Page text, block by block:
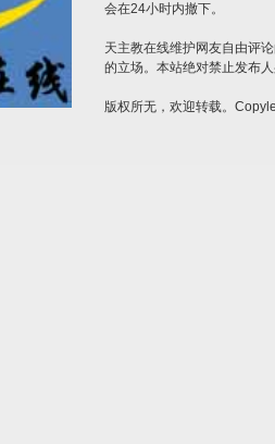
会在24小时内撤下。
天主教在线维护网友自由评
的立场。本站绝对禁止发布
版权所无，欢迎转载。